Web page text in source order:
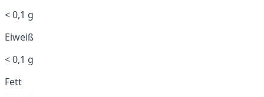
< 0,1 g
Eiweiß
< 0,1 g
Fett